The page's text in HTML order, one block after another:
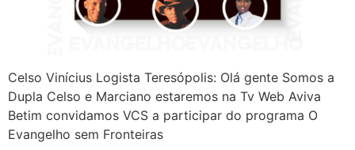
Celso Vinícius Logista Teresópolis: Olá gente Somos a
Dupla Celso e Marciano estaremos na Tv Web Aviva
Betim convidamos VCS a participar do programa O
Evangelho sem Fronteiras